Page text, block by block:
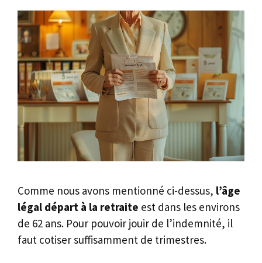
Comme nous avons mentionné ci-dessus, l’âge
légal départ à la retraite est dans les environs
de 62 ans. Pour pouvoir jouir de l’indemnité, il
faut cotiser suffisamment de trimestres.